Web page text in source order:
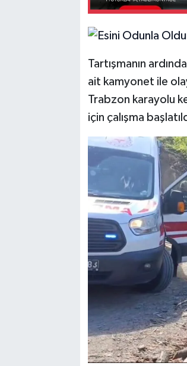
Tartışmanın
ait kamyonet ile
Trabzon karayolu
için çalışma